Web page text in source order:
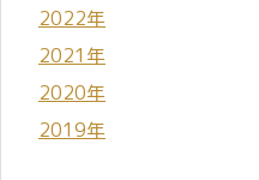
2022年
2021年
2020年
2019年